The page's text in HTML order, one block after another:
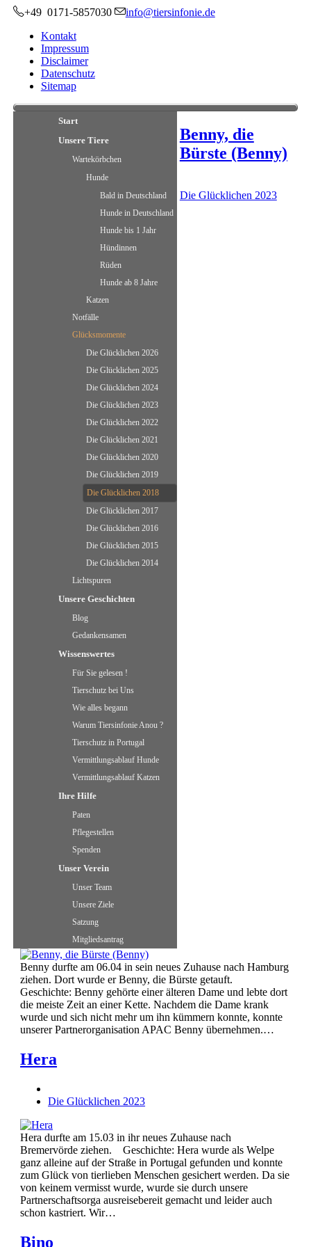
+49 0171-5857030 info@tiersinfonie.de
Kontakt
Impressum
Disclaimer
Datenschutz
Sitemap
Start
Unsere Tiere
Wartekörbchen
Hunde
Bald in Deutschland
Hunde in Deutschland
Hunde bis 1 Jahr
Hündinnen
Rüden
Hunde ab 8 Jahre
Katzen
Notfälle
Glücksmomente
Die Glücklichen 2026
Die Glücklichen 2025
Die Glücklichen 2024
Die Glücklichen 2023
Die Glücklichen 2022
Die Glücklichen 2021
Die Glücklichen 2020
Die Glücklichen 2019
Die Glücklichen 2018
Die Glücklichen 2017
Die Glücklichen 2016
Die Glücklichen 2015
Die Glücklichen 2014
Lichtspuren
Unsere Geschichten
Blog
Gedankensamen
Wissenswertes
Für Sie gelesen !
Tierschutz bei Uns
Wie alles begann
Warum Tiersinfonie Anou ?
Tierschutz in Portugal
Vermittlungsablauf Hunde
Vermittlungsablauf Katzen
Ihre Hilfe
Paten
Pflegestellen
Spenden
Unser Verein
Unser Team
Unsere Ziele
Satzung
Mitgliedsantrag
Benny, die
Bürste (Benny)
Die Glücklichen 2023
Benny durfte am 06.04 in sein neues Zuhause nach Hamburg
ziehen. Dort wurde er Benny, die Bürste getauft.
Geschichte: Benny gehörte einer älteren Dame und lebte dort
die meiste Zeit an einer Kette. Nachdem die Dame krank
wurde und sich nicht mehr um ihn kümmern konnte, konnte
unserer Partnerorganisation APAC Benny übernehmen.…
Hera
Die Glücklichen 2023
Hera durfte am 15.03 in ihr neues Zuhause nach
Bremervörde ziehen. Geschichte: Hera wurde als Welpe
ganz alleine auf der Straße in Portugal gefunden und konnte
zum Glück von tierlieben Menschen gesichert werden. Da sie
von keinem vermisst wurde, wurde sie durch unsere
Partnerschaftsorga ausreisebereit gemacht und leider auch
schon kastriert. Wir…
Bino